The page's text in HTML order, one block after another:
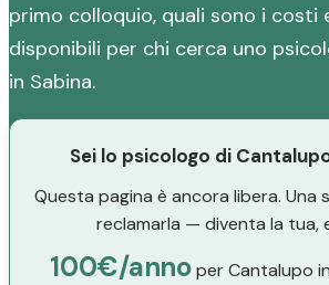
primo colloquio, quali sono i costi
disponibili per chi cerca uno
in Sabina.
Sei lo psicologo di
Questa pagina è ancora libera. Una
reclamarla — diventa la tua,
100€/annoper Cantalupo